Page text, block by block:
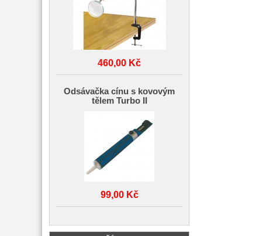
460,00 Kč
Odsávačka cínu s kovovým
tělem Turbo II
99,00 Kč